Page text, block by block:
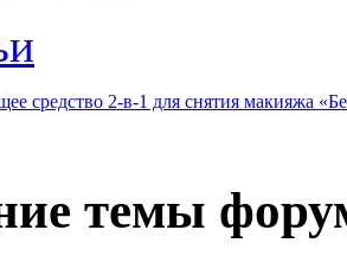
средство 2-в-1 для снятия макияжа
темы